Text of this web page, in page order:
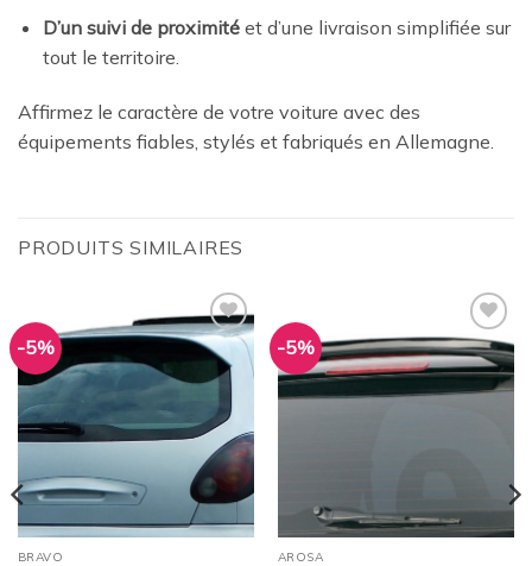
D’un suivi de proximitéet d’une livraison simplifiée sur
tout le territoire.
Affirmez le caractère de votre voiture avec des
équipements fiables, stylés et fabriqués en Allemagne.
PRODUITS SIMILAIRES
-5%
Ajouter
à la
wishlist
BRAVO
-5%
Ajouter
à la
wishlist
AROSA